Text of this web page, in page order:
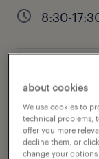
8:30-
job category
about cookies
We use cookies to
technical problems,
offer you more
decline them, or
change your